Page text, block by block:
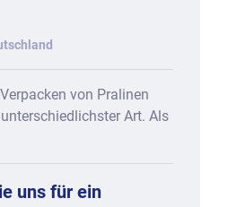
von Pralinen
Art. Als
uns für ein